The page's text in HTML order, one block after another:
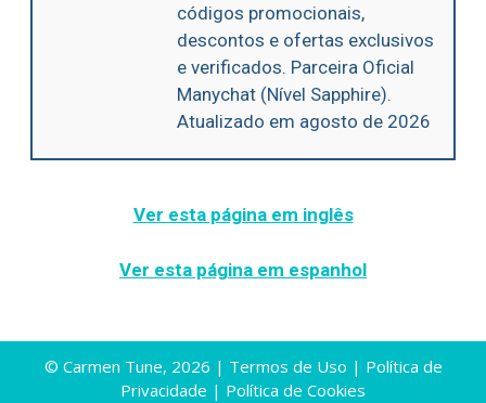
códigos promocionais,
descontos e ofertas exclusivos
e verificados. Parceira Oficial
Manychat (Nível Sapphire).
Atualizado em agosto de 2026
Ver esta página em inglês
Ver esta página em espanhol
© Carmen Tune, 2026 | Termos de Uso | Política de
Privacidade | Política de Cookies